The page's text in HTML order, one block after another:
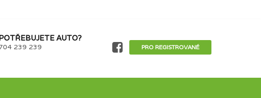
AUTO?
239 239 PRO REGISTROVANÉ